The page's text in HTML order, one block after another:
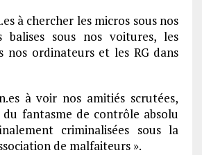
à chercher les micros sous nos
balises sous nos voitures, les
nos ordinateurs et les RG dans
à voir nos amitiés scrutées,
du fantasme de contrôle absolu
criminalisées sous la
de malfaiteurs ».